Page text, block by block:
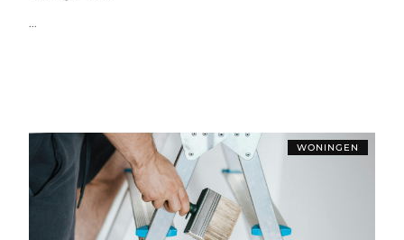
...
WONINGEN